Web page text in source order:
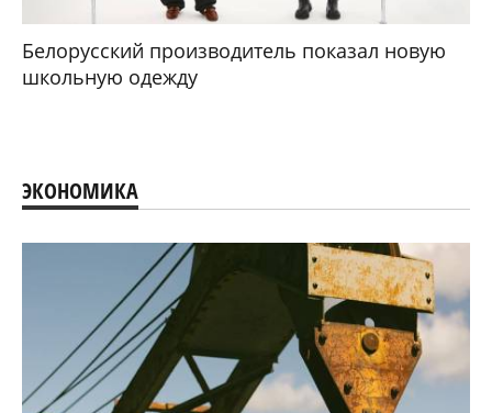
Белорусский производитель показал новую
школьную одежду
ЭКОНОМИКА